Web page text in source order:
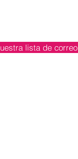
lista de correo